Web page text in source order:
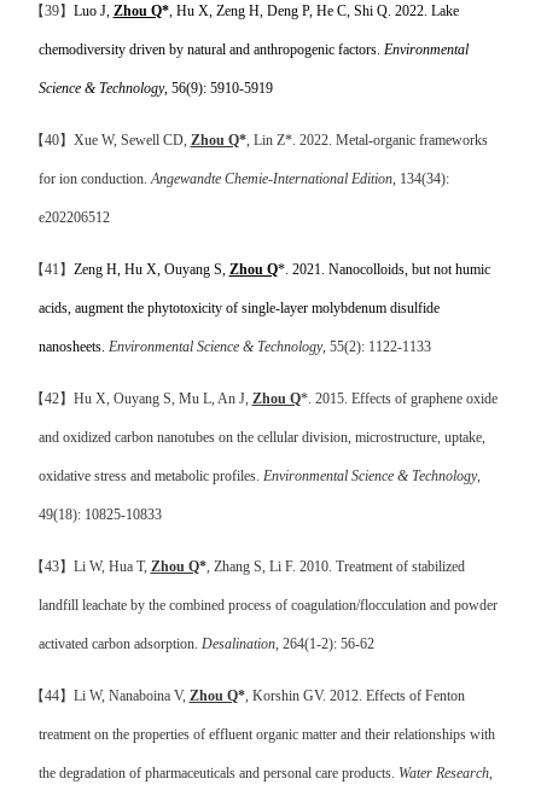
【39】 Luo J, Zhou Q*, Hu X, Zeng H, Deng P, He C, Shi Q. 2022. Lake
chemodiversity driven by natural and anthropogenic factors. Environmental
Science & Technology, 56(9): 5910-5919
【40】 Xue W, Sewell CD, Zhou Q*, Lin Z*. 2022. Metal-organic frameworks
for ion conduction.Angewandte Chemie-International Edition, 134(34):
e202206512
【41】 Zeng H, Hu X, Ouyang S, Zhou Q*. 2021. Nanocolloids, but not humic
acids, augment the phytotoxicity of single-layer molybdenum disulfide
nanosheets. Environmental Science & Technology, 55(2): 1122-1133
【42】 Hu X, Ouyang S, Mu L, An J, Zhou Q*. 2015. Effects of graphene oxide
and oxidized carbon nanotubes on the cellular division, microstructure, uptake,
oxidative stress and metabolic profiles. Environmental Science & Technology,
49(18): 10825-10833
【43】 Li W, Hua T, Zhou Q*, Zhang S, Li F. 2010. Treatment of stabilized
landfill leachate by the combined process of coagulation/flocculation and powder
activated carbon adsorption. Desalination, 264(1-2): 56-62
【44】 Li W, Nanaboina V, Zhou Q*, Korshin GV. 2012. Effects of Fenton
treatment on the properties of effluent organic matter and their relationships with
the degradation of pharmaceuticals and personal care products. Water Research,